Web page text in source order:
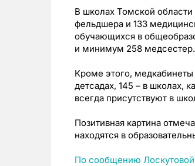
В школах Томской области
фельдшера и 133
обучающихся в
и минимум 258 медсестер.
Кроме этого, медкабинеты
детсадах, 145 – в школах,
всегда присутствуют в
Позитивная картина
находятся в
По сообщению Лоскутовой